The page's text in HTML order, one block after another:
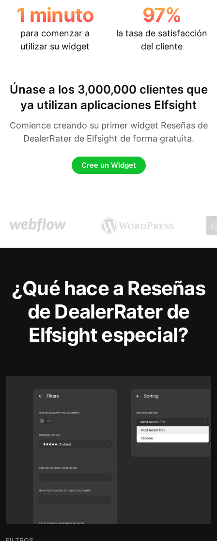
1 minuto
para comenzar a
utilizar su widget
97%
la tasa de satisfacción
del cliente
Únase a los 3,000,000 clientes que
ya utilizan aplicaciones Elfsight
Comience creando su primer widget Reseñas de
DealerRater de Elfsight de forma gratuita.
Cree un Widget
¿Qué hace a Reseñas
de DealerRater de
Elfsight especial?